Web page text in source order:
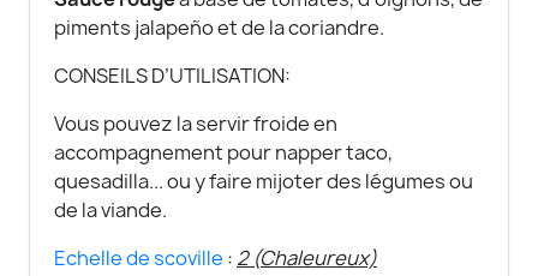
piments jalapeño et de la coriandre.
CONSEILS D’UTILISATION:
Vous pouvez la servir froide en
accompagnement pour napper taco,
quesadilla... ou y faire mijoter des légumes ou
de la viande.
Echelle de scoville : 2 (Chaleureux)